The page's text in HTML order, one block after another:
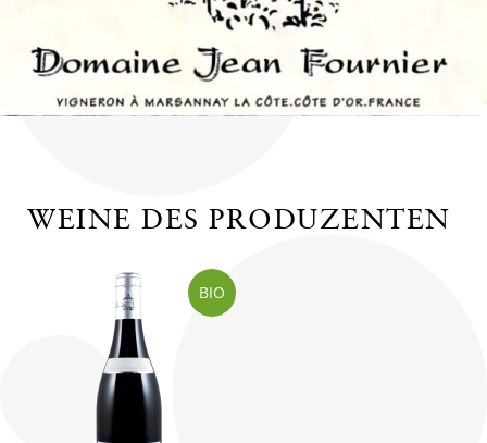
WEINE DES PRODUZENTEN
BIO